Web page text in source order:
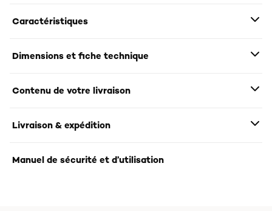
Caractéristiques
Dimensions et fiche technique
Contenu de votre livraison
Livraison & expédition
Manuel de sécurité et d’utilisation